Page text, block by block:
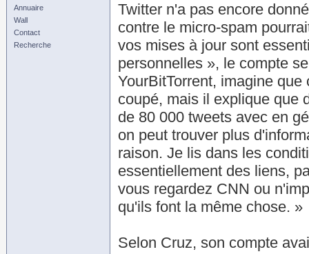
Annuaire
Wall
Contact
Recherche
Twitter n'a pas encore
contre le micro-spam
vos mises à jour sont
personnelles », le compte
YourBitTorrent, imagine
coupé, mais il explique que
de 80 000 tweets avec en
on peut trouver plus
raison. Je lis dans les
essentiellement des liens,
vous regardez CNN ou
qu'ils font la même chose. »
Selon Cruz, son compte